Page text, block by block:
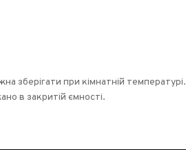
зберігати при кімнатній температурі.
в закритій ємності.